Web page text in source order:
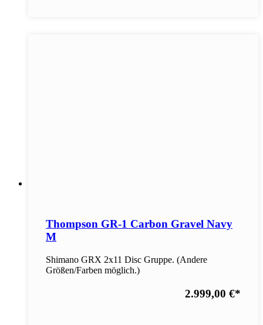
Thompson GR-1 Carbon Gravel Navy
M
Shimano GRX 2x11 Disc Gruppe. (Andere
Größen/Farben möglich.)
2.999,00 €*